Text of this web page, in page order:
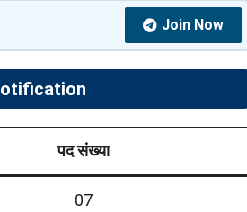
Join Now
पद संख्या
07